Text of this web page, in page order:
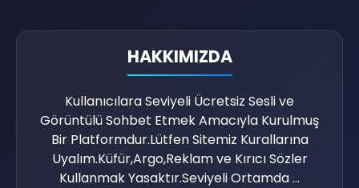
💻
💡
💡
HAKKIMIZDA
Kullanıcılara Seviyeli Ücretsiz Sesli ve
Görüntülü Sohbet Etmek Amacıyla Kurulmuş
Bir Platformdur.Lütfen Sitemiz Kurallarına
Uyalım.Küfür,Argo,Reklam ve Kırıcı Sözler
Kullanmak Yasaktır.Seviyeli Ortamda ...